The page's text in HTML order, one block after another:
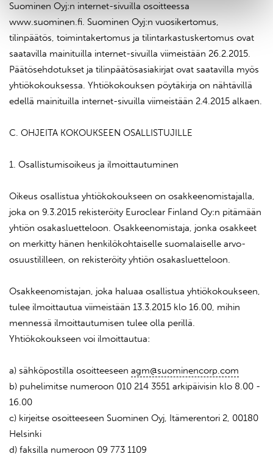
Suominen Oyj:n internet-sivuilla osoitteessa
www.suominen.fi. Suominen Oyj:n vuosikertomus,
tilinpäätös, toimintakertomus ja tilintarkastuskertomus ovat
saatavilla mainituilla internet-sivuilla viimeistään 26.2.2015.
Päätösehdotukset ja tilinpäätösasiakirjat ovat saatavilla myös
yhtiökokouksessa. Yhtiökokouksen pöytäkirja on nähtävillä
edellä mainituilla internet-sivuilla viimeistään 2.4.2015 alkaen.
C. OHJEITA KOKOUKSEEN OSALLISTUJILLE
1. Osallistumisoikeus ja ilmoittautuminen
Oikeus osallistua yhtiökokoukseen on osakkeenomistajalla,
joka on 9.3.2015 rekisteröity Euroclear Finland Oy:n pitämään
yhtiön osakasluetteloon. Osakkeenomistaja, jonka osakkeet
on merkitty hänen henkilökohtaiselle suomalaiselle arvo-
osuustililleen, on rekisteröity yhtiön osakasluetteloon.
Osakkeenomistajan, joka haluaa osallistua yhtiökokoukseen,
tulee ilmoittautua viimeistään 13.3.2015 klo 16.00, mihin
mennessä ilmoittautumisen tulee olla perillä.
Yhtiökokoukseen voi ilmoittautua:
a) sähköpostilla osoitteeseen agm@suominencorp.com
b) puhelimitse numeroon 010 214 3551 arkipäivisin klo 8.00 -
16.00
c) kirjeitse osoitteeseen Suominen Oyj, Itämerentori 2, 00180
Helsinki
d) faksilla numeroon 09 773 1109